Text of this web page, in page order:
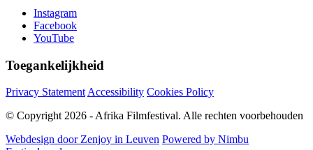
Instagram
Facebook
YouTube
Toegankelijkheid
Privacy Statement Accessibility Cookies Policy
© Copyright 2026 - Afrika Filmfestival. Alle rechten voorbehouden
Webdesign door Zenjoy in Leuven Powered by Nimbu